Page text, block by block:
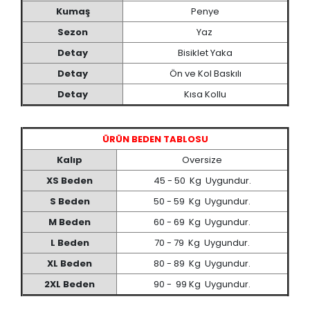
Kumaş
Penye
Sezon
Yaz
Detay
Bisiklet Yaka
Detay
Ön ve Kol Baskılı
Detay
Kısa Kollu
ÜRÜN BEDEN TABLOSU
Kalıp
Oversize
XS Beden
45 - 50 Kg Uygundur.
S Beden
50 - 59 Kg Uygundur.
M Beden
60 - 69 Kg Uygundur.
L Beden
70 - 79 Kg Uygundur.
XL Beden
80 - 89 Kg Uygundur.
2XL Beden
90 - 99 Kg Uygundur.